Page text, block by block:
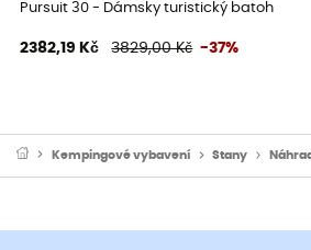
Pursuit 30 - Dámsky turistický batoh
2382,19 Kč 3829,00 Kč -37%
Kempingové vybavení Stany